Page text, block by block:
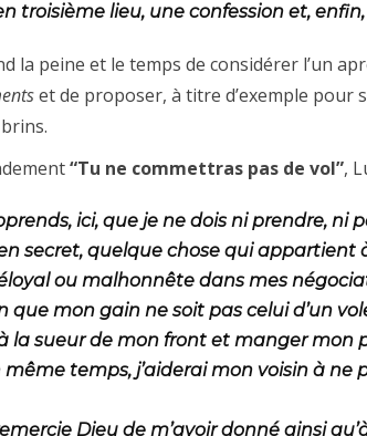
troisième lieu, une confession et,
la peine et le temps de considérer l’un
et de proposer, à titre d’exemple pour
“Tu ne commettras pas de vol”,
ici, que je ne dois ni prendre, ni
secret, quelque chose qui appartient
ou malhonnête dans mes
que mon gain ne soit pas celui d’un
la sueur de mon front et manger mon
temps, j’aiderai mon voisin à ne
Dieu de m’avoir donné ainsi